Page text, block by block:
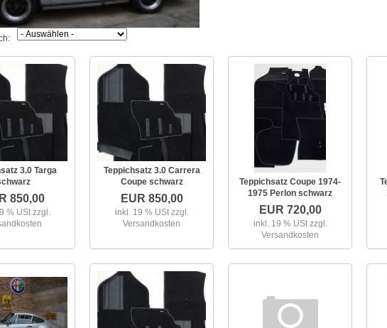
3.0 Targa
850,00
% USt zzgl.
Teppichsatz 3.0 Carrera
Coupe schwarz
EUR 850,00
inkl. 19 % USt zzgl.
Versandkosten
Teppichsatz Coupe 1974-
1975 Perlon schwarz
EUR 720,00
inkl. 19 % USt zzgl.
Versandkosten